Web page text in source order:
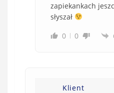
zapiekankach
słyszał
0
0
Klient